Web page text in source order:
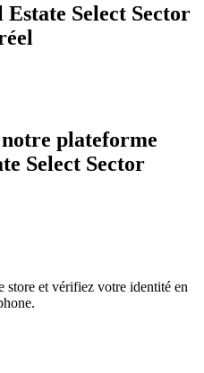
Select Sector
plateforme
Select Sector
et vérifiez votre identité en